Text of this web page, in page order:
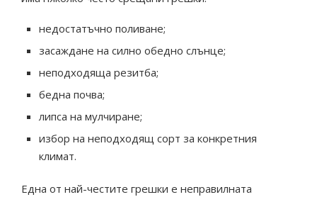
недостатъчно поливане;
засаждане на силно обедно слънце;
неподходяща резитба;
бедна почва;
липса на мулчиране;
избор на неподходящ сорт за конкретния
климат.
Една от най-честите грешки е неправилната